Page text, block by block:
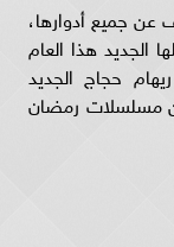
عن جميع أدوارها،
الجديد هذا العام
ريهام حجاج الجديد
مسلسلات رمضان